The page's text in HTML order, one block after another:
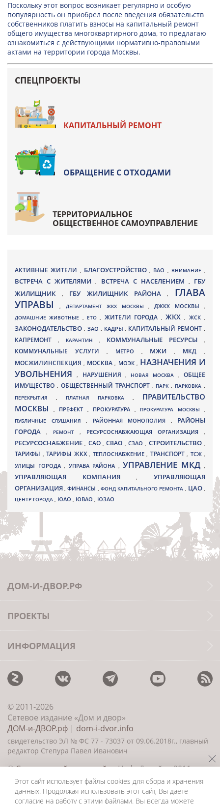
Поскольку этот вопрос возникает регулярно и особую
популярность он приобрел после введения обязательств
собственников платить взносы на капитальный ремонт
общего имущества многоквартирного дома, то предлагаю
ознакомиться с действующими нормативно-правовыми
актами на территории города Москвы.
СПЕЦПРОЕКТЫ
КАПИТАЛЬНЫЙ РЕМОНТ
ОБРАЩЕНИЕ С ОТХОДАМИ
ТЕРРИТОРИАЛЬНОЕ
ОБЩЕСТВЕННОЕ САМОУПРАВЛЕНИЕ
АКТИВНЫЕ ЖИТЕЛИ , БЛАГОУСТРОЙСТВО , ВАО , ВНИМАНИЕ ,
ВСТРЕЧА С ЖИТЕЛЯМИ, ВСТРЕЧА С НАСЕЛЕНИЕМ , ГБУ
ЖИЛИЩНИК
, ГБУ ЖИЛИЩНИК РАЙОНА, ГЛАВА
УПРАВЫ, ДЕПАРТАМЕНТ ЖКХ МОСКВЫ ,ДЖКХ МОСКВЫ ,
ДОМАШНИЕ ЖИВОТНЫЕ , ЕТО, ЖИТЕЛИ ГОРОДА , ЖКХ, ЖСК,
ЗАКОНОДАТЕЛЬСТВО , ЗАО , КАДРЫ, КАПИТАЛЬНЫЙ РЕМОНТ ,
КАПРЕМОНТ , КАРАНТИН , КОММУНАЛЬНЫЕ РЕСУРСЫ,
КОММУНАЛЬНЫЕ УСЛУГИ , МЕТРО , МЖИ, МКД ,
МОСЖИЛИНСПЕКЦИЯ, МОСКВА , МОЭК , НАЗНАЧЕНИЯ И
УВОЛЬНЕНИЯ, НАРУШЕНИЯ , НОВАЯ МОСКВА ,ОБЩЕЕ
ИМУЩЕСТВО , ОБЩЕСТВЕННЫЙ ТРАНСПОРТ , ПАРК, ПАРКОВКА ,
ПЕРЕКРЫТИЯ , ПЛАТНАЯ ПАРКОВКА , ПРАВИТЕЛЬСТВО
МОСКВЫ
, ПРЕФЕКТ , ПРОКУРАТУРА , ПРОКУРАТУРА МОСКВЫ ,
ПУБЛИЧНЫЕ СЛУШАНИЯ , РАЙОННАЯ МОНОПОЛИЯ , РАЙОНЫ
ГОРОДА
, РЕМОНТ , РЕСУРСОСНАБЖАЮЩАЯ ОРГАНИЗАЦИЯ ,
РЕСУРСОСНАБЖЕНИЕ, САО,СВАО ,СЗАО, СТРОИТЕЛЬСТВО,
ТАРИФЫ , ТАРИФЫ ЖКХ , ТЕПЛОСНАБЖЕНИЕ , ТРАНСПОРТ , ТСЖ ,
УЛИЦЫ ГОРОДА , УПРАВА РАЙОНА , УПРАВЛЕНИЕ МКД ,
УПРАВЛЯЮЩАЯ КОМПАНИЯ,УПРАВЛЯЮЩАЯ
ОРГАНИЗАЦИЯ,ФИНАНСЫ , ФОНД КАПИТАЛЬНОГО РЕМОНТА , ЦАО,
ЦЕНТР ГОРОДА , ЮАО , ЮВАО , ЮЗАО
ДОМ-И-ДВОР.РФ
ПРОЕКТЫ
ИНФОРМАЦИЯ
© 2011-2026
Сетевое издание «Дом и двор»
ДОМ-и-ДВОР.рф | dom-i-dvor.info
свидетельство ЭЛ № ФС 77 - 73037 от 09.06.2018г., главный
редактор Степура Павел Иванович
©Создание сайта и дизайн«ИнфоДизайн» 2011—
2026
Этот сайт использует файлы cookies для сбора и хранения
данных. Продолжая использовать этот сайт, Вы даете
согласие на работу с этими файлами. Вы всегда можете